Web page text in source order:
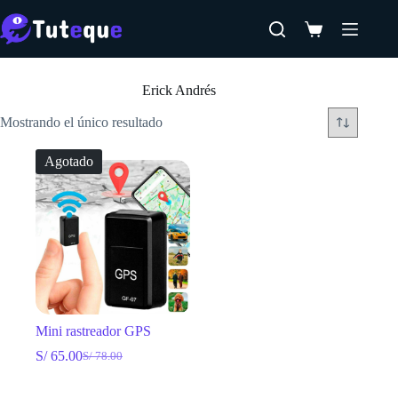
al
contenido
Carro
Erick Andrés
Mostrando el único resultado
Agotado
Mini rastreador GPS
S/78.00
El
S/65.00El